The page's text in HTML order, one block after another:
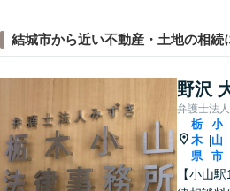
結城市から近い不動産・土地の相続
野沢
弁護士法
栃
木
県
小
山
市
【小山